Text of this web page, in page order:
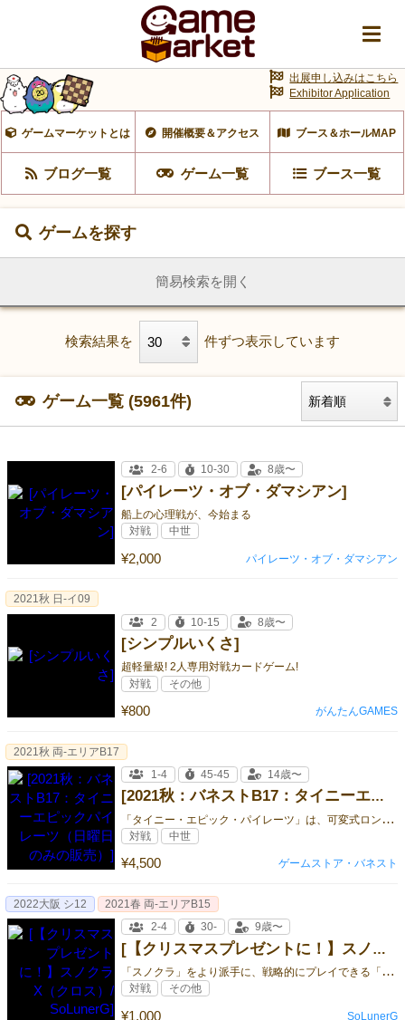
ゲームマーケットとは 開催概要＆アクセス ブース＆ホールMAP
ブログ一覧 ゲーム一覧 ブース一覧
出展申し込みはこちら
Exhibitor Application
ゲームを探す
簡易検索を開く
検索結果を 件ずつ表示しています
ゲーム一覧 (5961件)
[パイレーツ・オブ・ダマシアン]
船上の心理戦が、今始まる
¥2,000
2-6 10-30 8歳〜
対戦 中世
パイレーツ・オブ・ダマシアン
[シンプルいくさ]
超軽量級! 2人専用対戦カードゲーム!
¥800
2021秋 日-イ09
2
10-15 8歳〜
対戦 その他
がんたんGAMES
[2021秋：バネストB17：タイニーエピックパイレーツ（日曜日のみの販売）]
「
タイニー・エピック・パイレーツ」は、可変式ロンデルアクションシステムとアクションコンボを駆使した、大海原の冒険ゲームです。
¥4,500
2021秋 両-エリアB17
1-4
45-45 14歳〜
対戦 中世
ゲームストア・バネスト
[【クリスマスプレゼントに！】スノクラX（クロス）/ SoLunerG]
「
スノクラ」をより派手に、戦略的にプレイできる「クリスマス拡張」が登場！
¥1,000
2022大阪 シ12
2021春 両-エリアB15
2-4
30- 9歳〜
対戦 その他
SoLunerG